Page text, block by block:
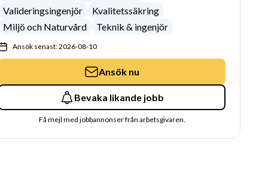
Valideringsingenjör
Kvalitetssäkring
Miljö och Naturvård
Teknik & ingenjör
Ansök senast: 2026-08-10
Ansök nu
Bevaka likande jobb
Få mejl med jobbannonser från arbetsgivaren.